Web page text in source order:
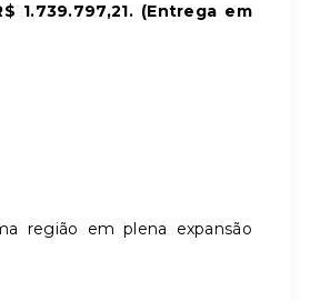
1.739.797,21​​​​​​​. (Entrega em
região em plena expansão